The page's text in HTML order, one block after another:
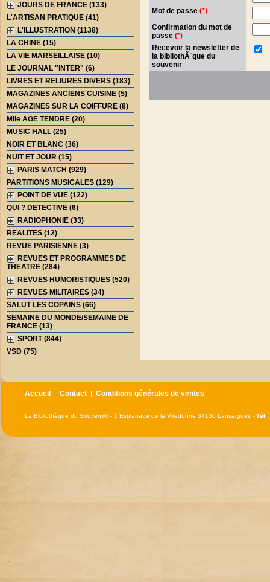
JOURS DE FRANCE (133)
L'ARTISAN PRATIQUE (41)
L'ILLUSTRATION (1138)
LA CHINE (15)
LA VIE MARSEILLAISE (10)
LE JOURNAL "INTER" (6)
LIVRES ET RELIURES DIVERS (183)
MAGAZINES ANCIENS CUISINE (5)
MAGAZINES SUR LA COIFFURE (8)
Mlle AGE TENDRE (20)
MUSIC HALL (25)
NOIR ET BLANC (36)
NUIT ET JOUR (15)
PARIS MATCH (929)
PARTITIONS MUSICALES (129)
POINT DE VUE (122)
QUI ? DETECTIVE (6)
RADIOPHONIE (33)
REALITES (12)
REVUE PARISIENNE (3)
REVUES ET PROGRAMMES DE
THEATRE (284)
REVUES HUMORISTIQUES (520)
REVUES MILITAIRES (34)
SALUT LES COPAINS (66)
SEMAINE DU MONDE/SEMAINE DE
FRANCE (13)
SPORT (844)
VSD (75)
Mot de passe(*)
Confirmation du mot de
passe(*)
Recevoir la newsletter de
la bibliothÃ¨que du
souvenir
Accueil |Contact |Conditions générales de ventes
La Bibliothèque du Souvenir® - 1 Esplanade de la Viredonne 34130 Lansargues -Tél